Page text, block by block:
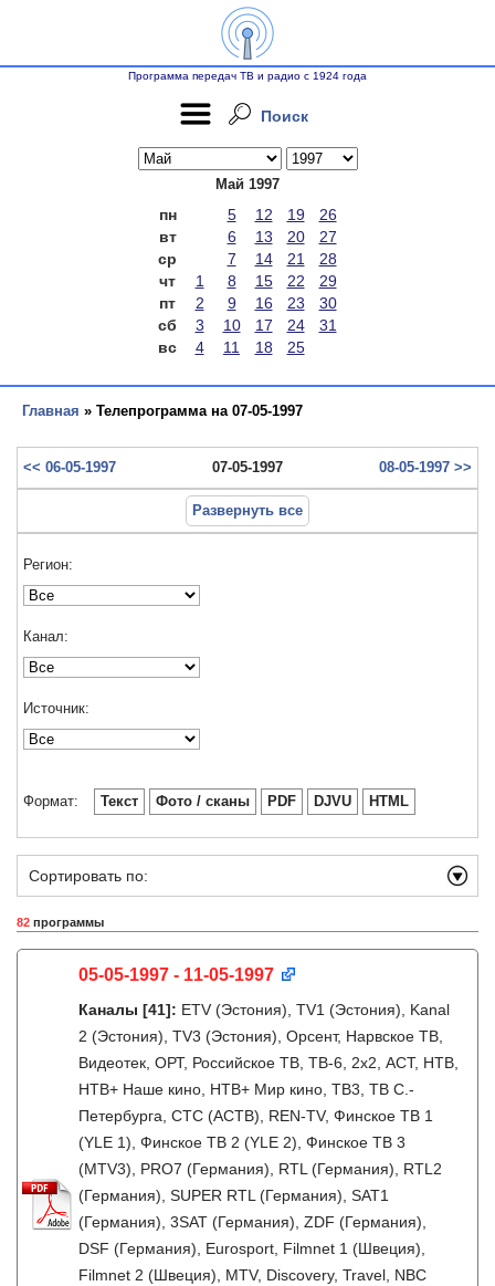
Программа передач ТВ и радио с 1924 года
Поиск
Май 1997
пн 5 12 19
26
вт
6 13 20
27
ср
7 14 21
28
чт
1 8 15 22
29
пт
2 9 16 23
30
сб
3 10 17 24
31
вс
4 11 18 25
Главная » Телепрограмма на 07-05-1997
<< 06-05-1997 07-05-1997 08-05-1997 >>
Развернуть все
Регион:
Канал:
Источник:
Формат: Текст Фото / сканы PDF DJVU HTML
Сортировать по:
82 программы
05-05-1997 - 11-05-1997
Каналы [41]: ETV (Эстония), TV1 (Эстония), Kanal
2 (Эстония), TV3 (Эстония), Орсент, Нарвское ТВ,
Видеотек, ОРТ, Российское ТВ, ТВ-6, 2x2, АСТ, НТВ,
НТВ+ Наше кино, НТВ+ Мир кино, ТВ3, ТВ С.-
Петербурга, СТС (АСТВ), REN-TV, Финское ТВ 1
(YLE 1), Финское ТВ 2 (YLE 2), Финское ТВ 3
(MTV3), PRO7 (Германия), RTL (Германия), RTL2
(Германия), SUPER RTL (Германия), SAT1
(Германия), 3SAT (Германия), ZDF (Германия),
DSF (Германия), Eurosport, Filmnet 1 (Швеция),
Filmnet 2 (Швеция), MTV, Discovery, Travel, NBC